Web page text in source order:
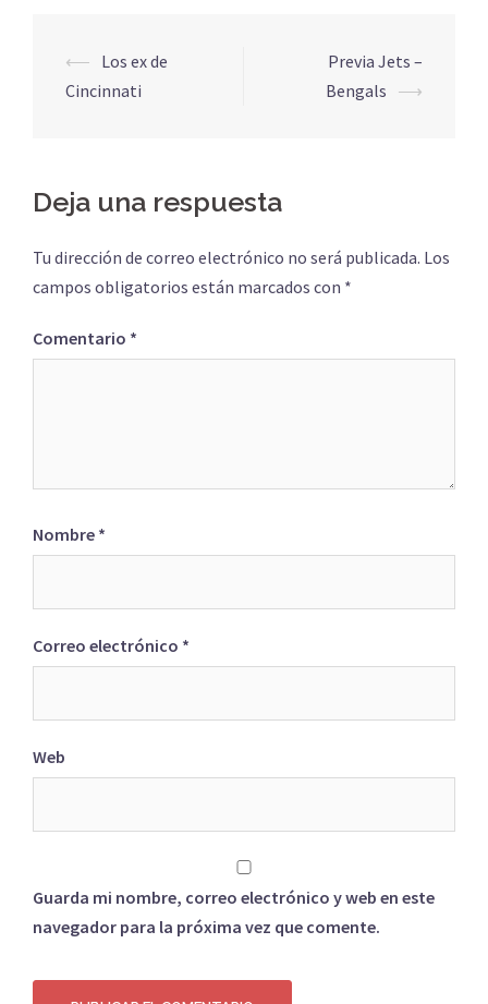
Navegación
de
⟵ Los ex de
Cincinnati
Previa Jets –
Bengals ⟶
Deja una respuesta
Tu dirección de correo electrónico no será publicada. Los
campos obligatorios están marcados con *
Comentario *
Nombre *
Correo electrónico *
Web
Guarda mi nombre, correo electrónico y web en este
navegador para la próxima vez que comente.